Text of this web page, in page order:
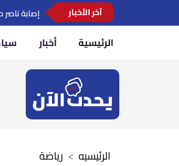
آخر الأخبار موعد بدء الدراسة
الرئيسية أخبار
رياضة الرئيسيه